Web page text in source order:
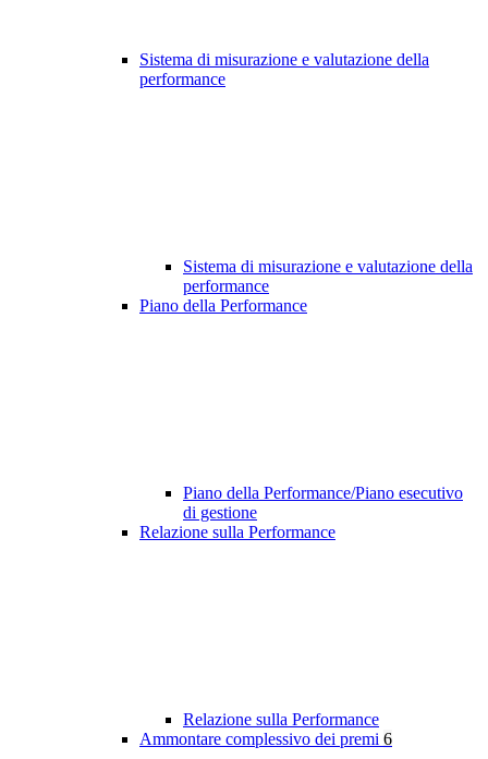
Sistema di misurazione e valutazione della
performance
Sistema di misurazione e valutazione della
performance
Piano della Performance
Piano della Performance/Piano esecutivo
di gestione
Relazione sulla Performance
Relazione sulla Performance
Ammontare complessivo dei premi 6